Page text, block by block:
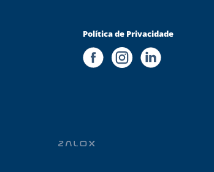
Política de Privacidade